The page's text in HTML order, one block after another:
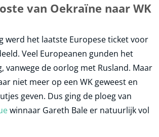
van Oekraïne naar WK
werd het laatste Europese ticket voor
Veel Europeanen gunden het
vanwege de oorlog met Rusland. Maar
niet meer op een WK geweest en
geven. Dus ging de ploeg van
winnaar Gareth Bale er natuurlijk vol